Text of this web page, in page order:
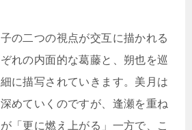
の二つの視点が交互に描かれる
れの内面的な葛藤と、朔也を巡
に描写されていきます。美月は
めていくのですが、逢瀬を重ね
「更に燃え上がる」一方で、こ